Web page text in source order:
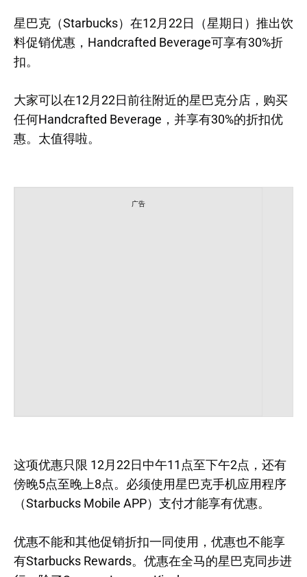
星巴克（Starbucks）在12月22日（星期日）推出饮
料促销优惠，Handcrafted Beverage可享有30%折
扣。
大家可以在12月22日前往附近的星巴克分店，购买
任何Handcrafted Beverage，并享有30%的折扣优
惠。太值得啦。
广告
这项优惠只限 12月22日中午11点至下午2点，还有
傍晚5点至晚上8点。必须使用星巴克手机应用程序
（Starbucks Mobile APP）支付才能享有优惠。
优惠不能和其他促销折扣一同使用，优惠也不能享
有Starbucks Rewards。优惠在全马的星巴克同步进